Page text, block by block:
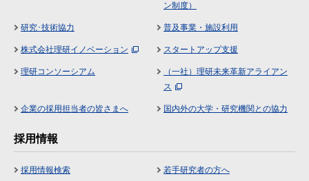
ン制度）
研究･技術協力 普及事業・施設利用
株式会社理研イノベーション スタートアップ支援
理研コンソーシアム
（一社）理研未来革新アライアン
ス
企業の採用担当者の皆さまへ 国内外の大学・研究機関との協力
採用情報
採用情報検索 若手研究者の方へ